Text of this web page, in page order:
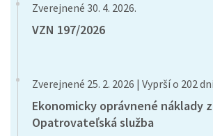
Zverejnené 30. 4. 2026.
VZN 197/2026
Zverejnené 25. 2. 2026 | Vyprší o 202
Ekonomicky oprávnené náklady
Opatrovateľská služba